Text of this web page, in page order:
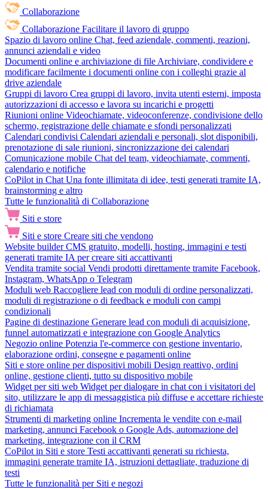
Collaborazione
Collaborazione Facilitare il lavoro di gruppo
Spazio di lavoro online Chat, feed aziendale, commenti, reazioni,
annunci aziendali e video
Documenti online e archiviazione di file Archiviare, condividere e
modificare facilmente i documenti online con i colleghi grazie al
drive aziendale
Gruppi di lavoro Crea gruppi di lavoro, invita utenti esterni, imposta
autorizzazioni di accesso e lavora su incarichi e progetti
Riunioni online Videochiamate, videoconferenze, condivisione dello
schermo, registrazione delle chiamate e sfondi personalizzati
Calendari condivisi Calendari aziendali e personali, slot disponibili,
prenotazione di sale riunioni, sincronizzazione dei calendari
Comunicazione mobile Chat del team, videochiamate, commenti,
calendario e notifiche
CoPilot in Chat Una fonte illimitata di idee, testi generati tramite IA,
brainstorming e altro
Tutte le funzionalità di Collaborazione
Siti e store
Siti e store Creare siti che vendono
Website builder CMS gratuito, modelli, hosting, immagini e testi
generati tramite IA per creare siti accattivanti
Vendita tramite social Vendi prodotti direttamente tramite Facebook,
Instagram, WhatsApp o Telegram
Moduli web Raccogliere lead con moduli di ordine personalizzati,
moduli di registrazione o di feedback e moduli con campi
condizionali
Pagine di destinazione Generare lead con moduli di acquisizione,
funnel automatizzati e integrazione con Google Analytics
Negozio online Potenzia l'e-commerce con gestione inventario,
elaborazione ordini, consegne e pagamenti online
Siti e store online per dispositivi mobili Design reattivo, ordini
online, gestione clienti, tutto su dispositivo mobile
Widget per siti web Widget per dialogare in chat con i visitatori del
sito, utilizzare le app di messaggistica più diffuse e accettare richieste
di richiamata
Strumenti di marketing online Incrementa le vendite con e-mail
marketing, annunci Facebook o Google Ads, automazione del
marketing, integrazione con il CRM
CoPilot in Siti e store Testi accattivanti generati su richiesta,
immagini generate tramite IA, istruzioni dettagliate, traduzione di
testi
Tutte le funzionalità per Siti e negozi